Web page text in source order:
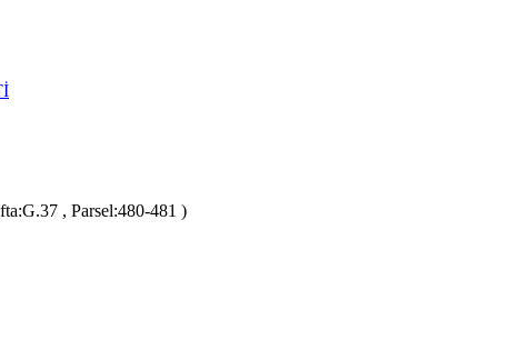
, Parsel:480-481 )